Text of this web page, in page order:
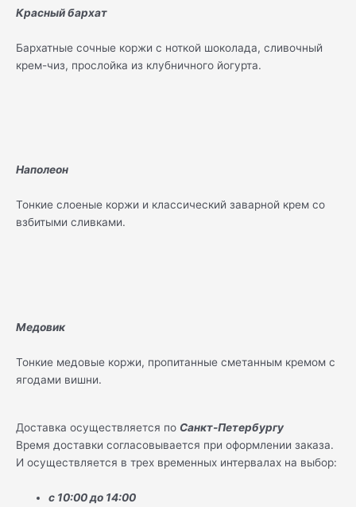
Красный бархат
Бархатные сочные коржи с ноткой шоколада, сливочный
крем-чиз, прослойка из клубничного йогурта.
Наполеон
Тонкие слоеные коржи и классический заварной крем со
взбитыми сливками.
Медовик
Тонкие медовые коржи, пропитанные сметанным кремом с
ягодами вишни.
Доставка осуществляется по Санкт-Петербургу
Время доставки согласовывается при оформлении заказа.
И осуществляется в трех временных интервалах на выбор:
с 10:00 до 14:00